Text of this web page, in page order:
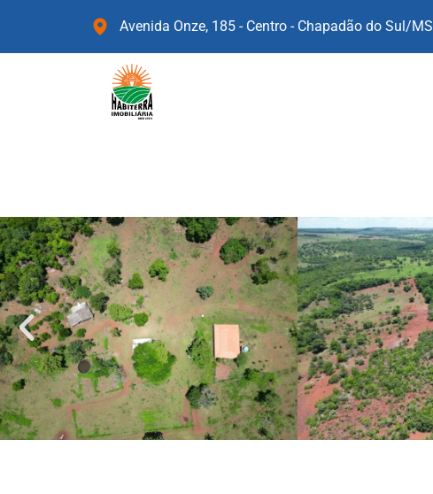
Avenida Onze, 185 - Centro - Chapadão do Sul/MS